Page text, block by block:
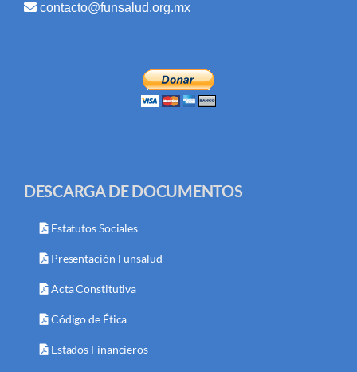
contacto@funsalud.org.mx
DESCARGA DE DOCUMENTOS
Estatutos Sociales
Presentación Funsalud
Acta Constitutiva
Código de Ética
Estados Financieros